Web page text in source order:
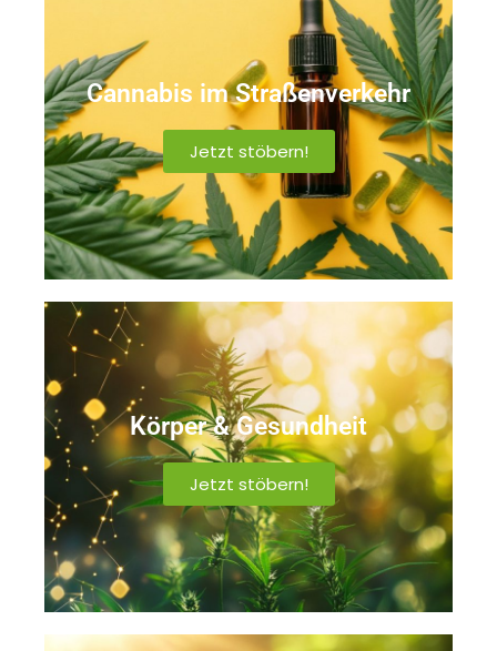
Cannabis im Straßenverkehr
Jetzt stöbern!
Körper & Gesundheit
Jetzt stöbern!